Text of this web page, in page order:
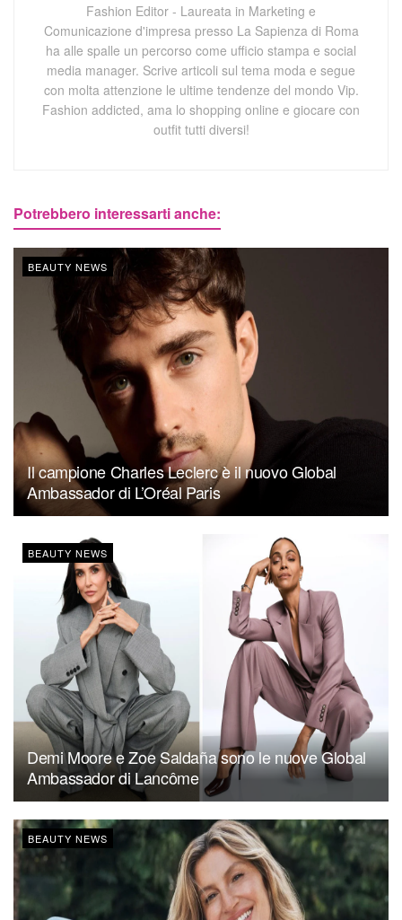
Fashion Editor - Laureata in Marketing e
Comunicazione d'impresa presso La Sapienza di Roma
ha alle spalle un percorso come ufficio stampa e social
media manager. Scrive articoli sul tema moda e segue
con molta attenzione le ultime tendenze del mondo Vip.
Fashion addicted, ama lo shopping online e giocare con
outfit tutti diversi!
Potrebbero interessarti anche:
BEAUTY NEWS
Il campione Charles Leclerc è il nuovo Global
Ambassador di L’Oréal Paris
BEAUTY NEWS
Demi Moore e Zoe Saldaña sono le nuove Global
Ambassador di Lancôme
BEAUTY NEWS